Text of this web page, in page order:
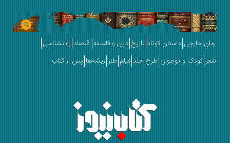
رمان خارجی داستان کوتاه تاریخ دین و فلسفه اقتصاد روانشناسی
شعر کودک و نوجوان طرح جلد فیلم طنز ریشه‌ها پس از کتاب